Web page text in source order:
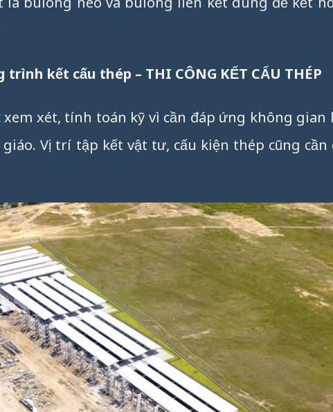
kết cấu thép – THI CÔNG KẾT CẤU THÉP
xét, tính toán kỹ vì cần đáp ứng không gian
Vị trí tập kết vật tư, cấu kiện thép cũng cần